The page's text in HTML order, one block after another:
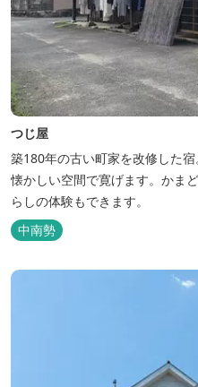
つじ屋
築180年の古い町家を改修した
懐かしい空間で寛げます。かま
らしの体験もできます。
中南勢